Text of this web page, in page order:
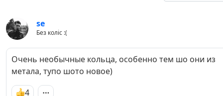
se
Без коліс :(
Очень необычные кольца, особенно тем шо они из
метала, тупо шото новое)
4